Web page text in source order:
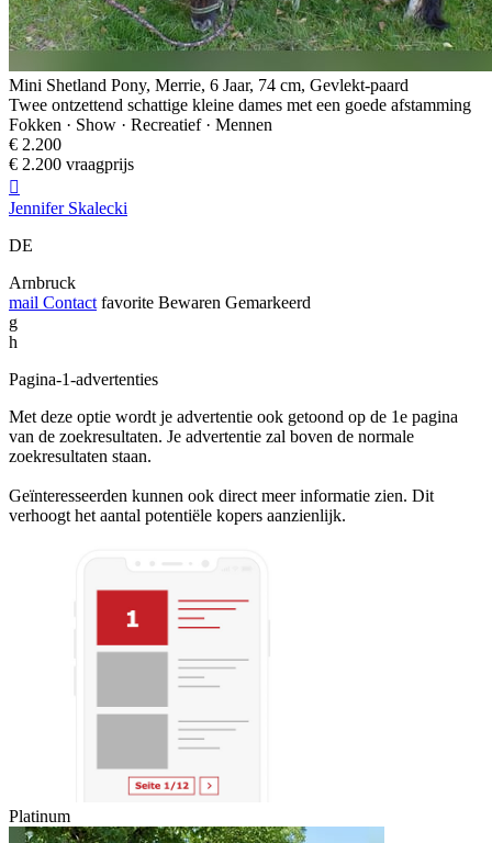
Mini Shetland Pony, Merrie, 6 Jaar, 74 cm, Gevlekt-paard
Twee ontzettend schattige kleine dames met een goede afstamming
Fokken · Show · Recreatief · Mennen
€ 2.200
€ 2.200 vraagprijs

Jennifer Skalecki
DE
Arnbruck
mail Contact favorite Bewaren Gemarkeerd
g
h
Pagina-1-advertenties
Met deze optie wordt je advertentie ook getoond op de 1e pagina
van de zoekresultaten. Je advertentie zal boven de normale
zoekresultaten staan.
Geïnteresseerden kunnen ook direct meer informatie zien. Dit
verhoogt het aantal potentiële kopers aanzienlijk.
Platinum